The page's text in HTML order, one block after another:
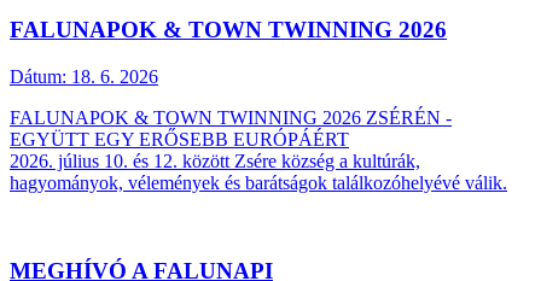
FALUNAPOK & TOWN TWINNING 2026
Dátum: 18. 6. 2026
FALUNAPOK & TOWN TWINNING 2026 ZSÉRÉN -
EGYÜTT EGY ERŐSEBB EURÓPÁÉRT
2026. július 10. és 12. között Zsére község a kultúrák,
hagyományok, vélemények és barátságok találkozóhelyévé válik.
MEGHÍVÓ A FALUNAPI